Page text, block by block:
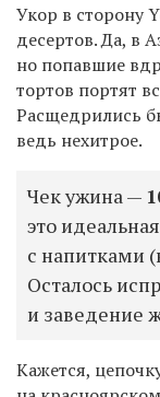
Укор в сторону
десертов. Да, в
но попавшие
тортов портят
Расщедрились
ведь нехитрое.
Чек ужина —
это
с напитками
Осталось
и заведение
Кажется,